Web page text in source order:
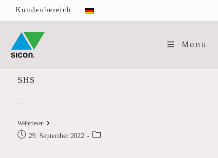
Inhalt
springen
Kundenbereich
Menü
SHS
…
WeiterlesenSHS
Beitrag29. September 2022
Beitrags-